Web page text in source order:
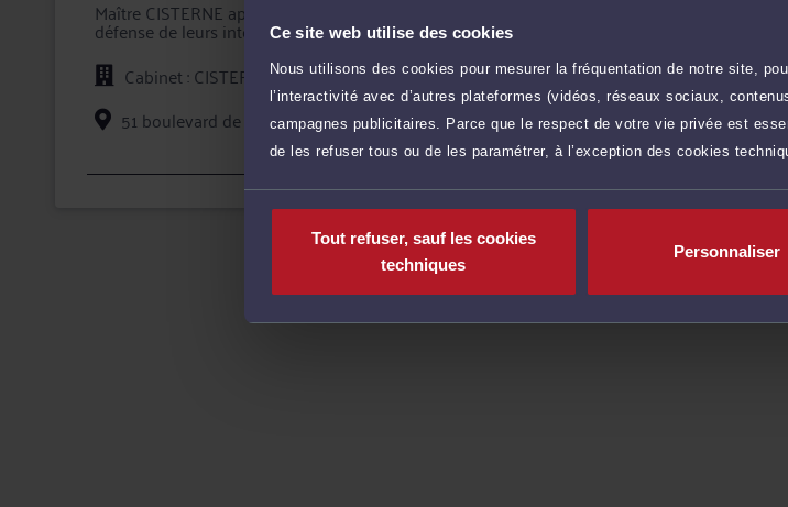
Ce site web utilise des cookies
Nous utilisons des cookies pour mesurer la fréquentation de notre site,
l’interactivité avec d’autres plateformes (vidéos, réseaux sociaux,
campagnes publicitaires. Parce que le respect de votre vie privée est
de les refuser tous ou de les paramétrer, à l’exception des cookies
Tout refuser, sauf les cookies
techniques
Personnaliser
Maître CISTERNE apporte à ses clients la compétence et la réactivité indispensables à leur
défense de leurs intérêts, tant en conseil que lors d'une procédure judiciaire.
Maître CISTERNE accorde une importance toute particulière à l'écoute et au dialogue, et
valoir vos droits en toute confidentialité et sécurité juridique.
Cabinet : CISTERNE AVOCATS
51 boulevard de la Marne 76007 ROUEN CEDEX